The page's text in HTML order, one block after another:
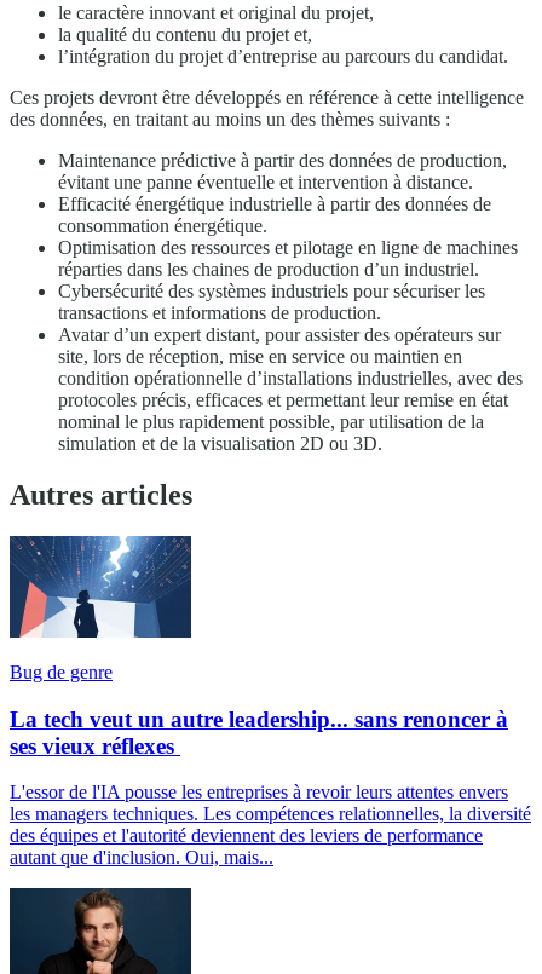
le caractère innovant et original du projet,
la qualité du contenu du projet et,
l’intégration du projet d’entreprise au parcours du candidat.
Ces projets devront être développés en référence à cette intelligence
des données, en traitant au moins un des thèmes suivants :
Maintenance prédictive à partir des données de production,
évitant une panne éventuelle et intervention à distance.
Efficacité énergétique industrielle à partir des données de
consommation énergétique.
Optimisation des ressources et pilotage en ligne de machines
réparties dans les chaines de production d’un industriel.
Cybersécurité des systèmes industriels pour sécuriser les
transactions et informations de production.
Avatar d’un expert distant, pour assister des opérateurs sur
site, lors de réception, mise en service ou maintien en
condition opérationnelle d’installations industrielles, avec des
protocoles précis, efficaces et permettant leur remise en état
nominal le plus rapidement possible, par utilisation de la
simulation et de la visualisation 2D ou 3D.
Autres articles
Bug de genre
La tech veut un autre leadership... sans renoncer à
ses vieux réflexes
L'essor de l'IA pousse les entreprises à revoir leurs attentes envers
les managers techniques. Les compétences relationnelles, la diversité
des équipes et l'autorité deviennent des leviers de performance
autant que d'inclusion. Oui, mais...